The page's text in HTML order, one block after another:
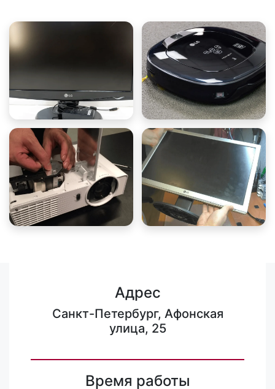
Адрес
Санкт-Петербург, Афонская
улица, 25
Время работы